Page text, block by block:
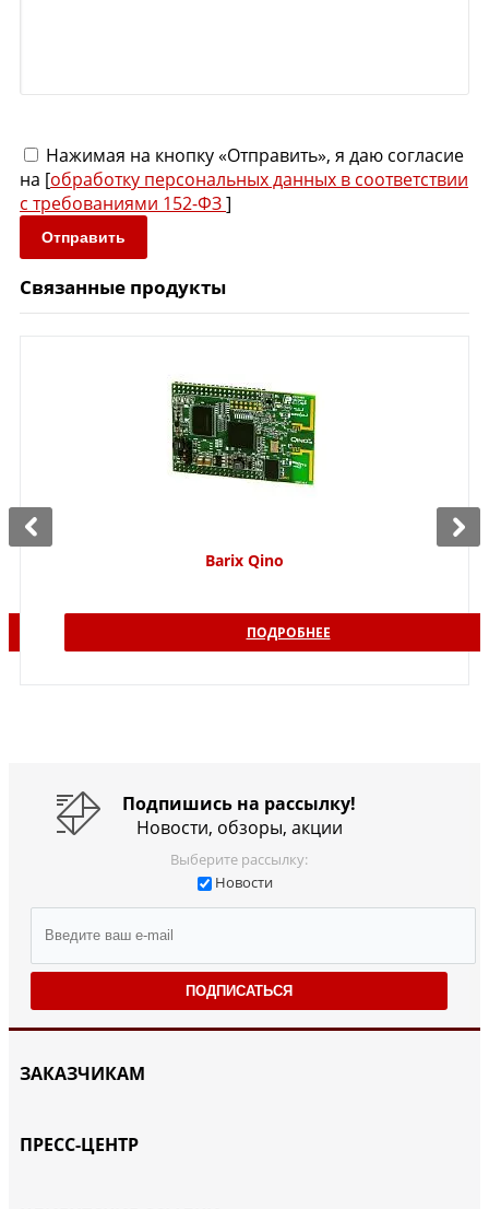
Нажимая на кнопку «Отправить», я даю согласие
на [обработку персональных данных в соответствии
с требованиями 152-ФЗ]
Отправить
Связанные продукты
Barix Qino
ПОДРОБНЕЕ
Подпишись на рассылку!
Новости, обзоры, акции
Выберите рассылку:
Новости
ПОДПИСАТЬСЯ
ЗАКАЗЧИКАМ
ПРЕСС-ЦЕНТР